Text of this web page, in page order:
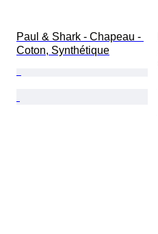
Paul & Shark - Chapeau -
Coton, Synthétique